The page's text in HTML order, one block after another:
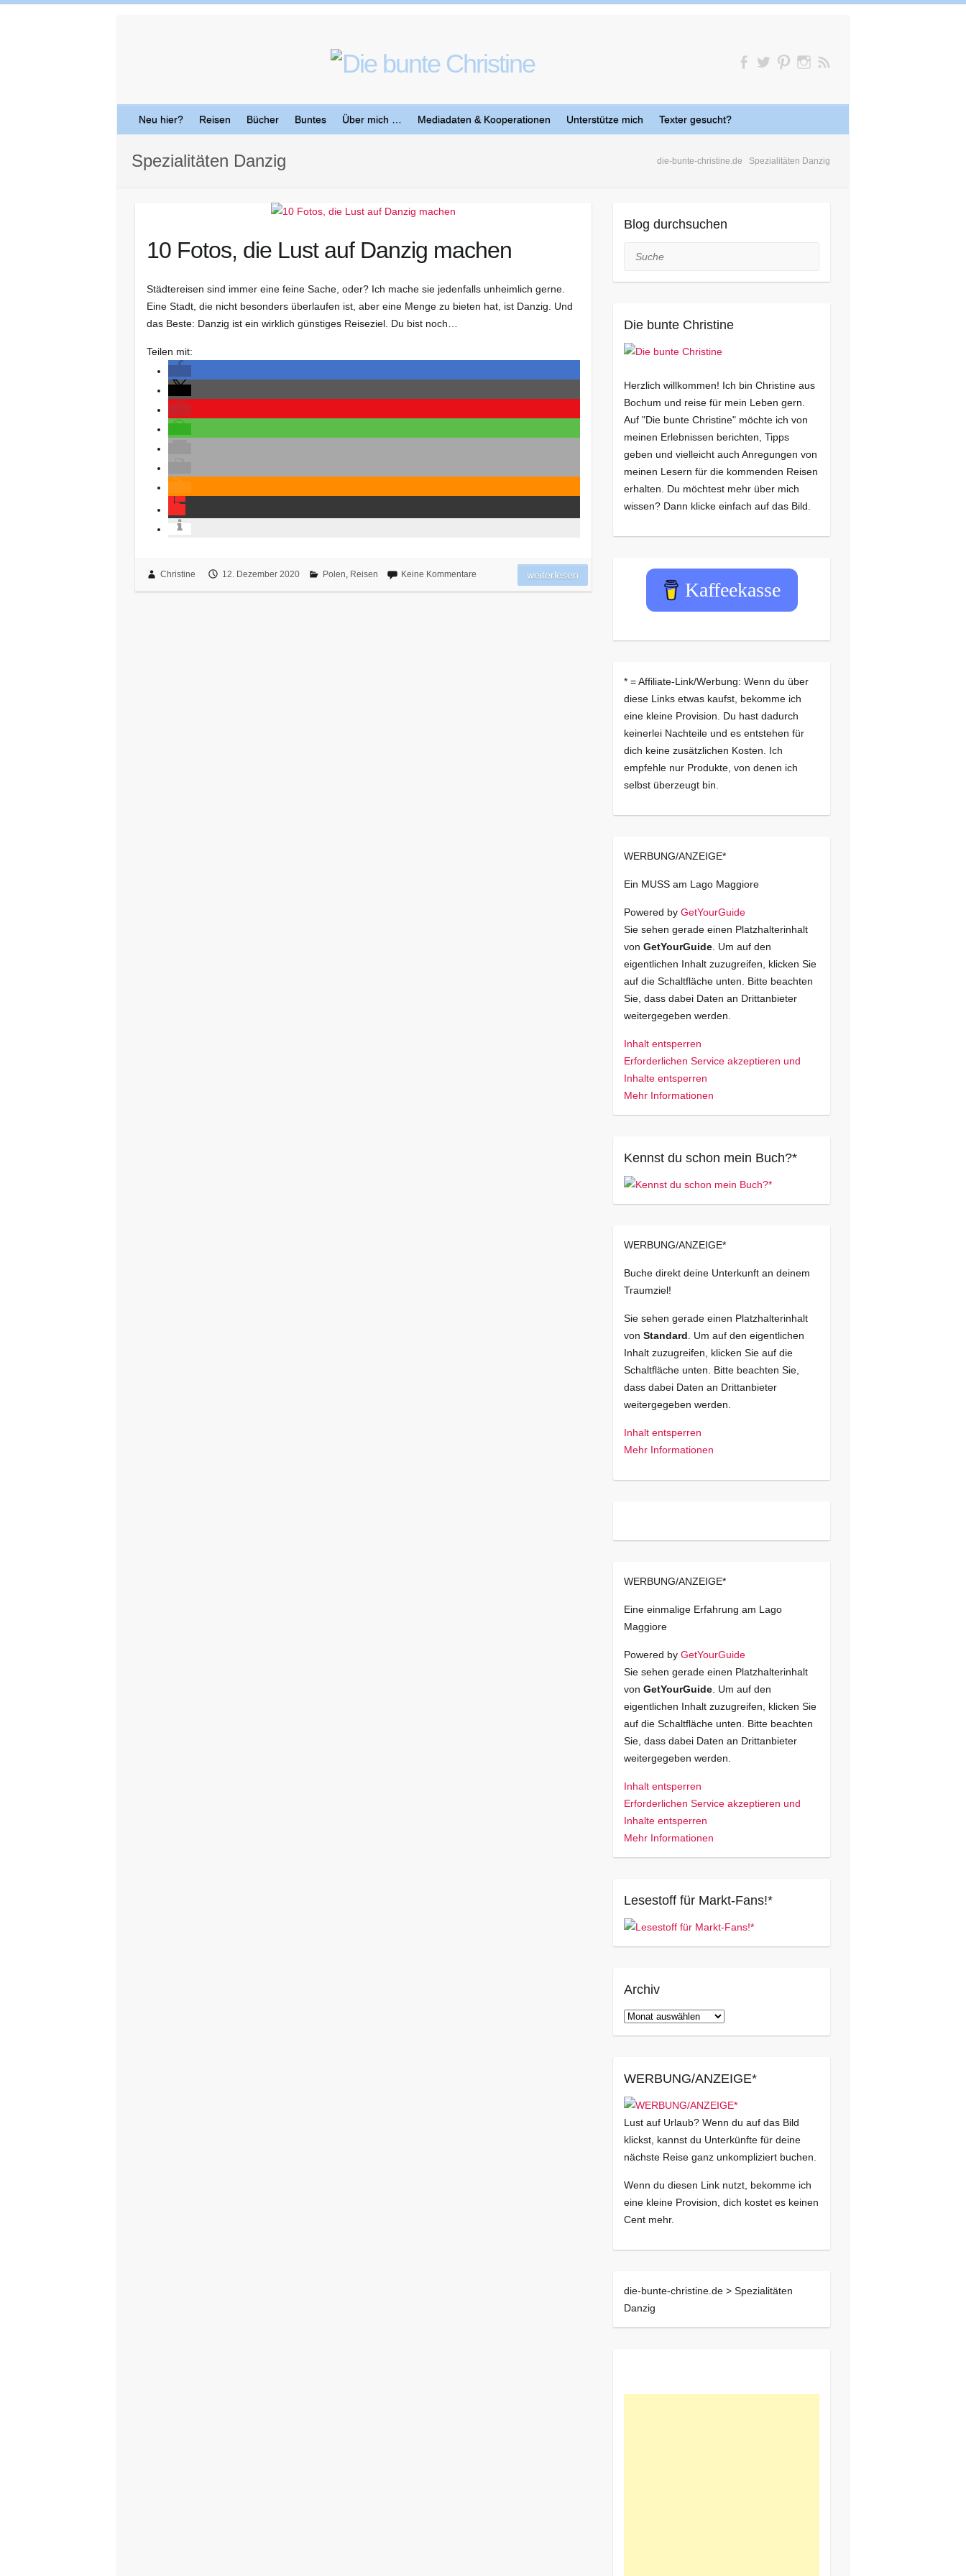
Neu hier? Reisen Bücher Buntes Über mich … Mediadaten & Kooperationen Unterstütze mich Texter gesucht?
die-bunte-christine.de Spezialitäten Danzig
Spezialitäten Danzig
10 Fotos, die Lust auf Danzig machen
Städtereisen sind immer eine feine Sache, oder? Ich mache sie jedenfalls unheimlich gerne.
Eine Stadt, die nicht besonders überlaufen ist, aber eine Menge zu bieten hat, ist Danzig. Und
das Beste: Danzig ist ein wirklich günstiges Reiseziel. Du bist noch…
Teilen mit:
Christine 12. Dezember 2020 Polen, Reisen Keine Kommentare weiterlesen
Blog durchsuchen
Suche
Die bunte Christine
Herzlich willkommen! Ich bin Christine aus
Bochum und reise für mein Leben gern.
Auf "Die bunte Christine" möchte ich von
meinen Erlebnissen berichten, Tipps
geben und vielleicht auch Anregungen von
meinen Lesern für die kommenden Reisen
erhalten. Du möchtest mehr über mich
wissen? Dann klicke einfach auf das Bild.
Kaffeekasse
* = Affiliate-Link/Werbung: Wenn du über
diese Links etwas kaufst, bekomme ich
eine kleine Provision. Du hast dadurch
keinerlei Nachteile und es entstehen für
dich keine zusätzlichen Kosten. Ich
empfehle nur Produkte, von denen ich
selbst überzeugt bin.
WERBUNG/ANZEIGE*
Ein MUSS am Lago Maggiore
Powered by GetYourGuide
Sie sehen gerade einen Platzhalterinhalt
von GetYourGuide. Um auf den
eigentlichen Inhalt zuzugreifen, klicken Sie
auf die Schaltfläche unten. Bitte beachten
Sie, dass dabei Daten an Drittanbieter
weitergegeben werden.
Inhalt entsperren
Erforderlichen Service akzeptieren und
Inhalte entsperren
Mehr Informationen
Kennst du schon mein Buch?*
WERBUNG/ANZEIGE*
Buche direkt deine Unterkunft an deinem
Traumziel!
Sie sehen gerade einen Platzhalterinhalt
von Standard . Um auf den eigentlichen
Inhalt zuzugreifen, klicken Sie auf die
Schaltfläche unten. Bitte beachten Sie,
dass dabei Daten an Drittanbieter
weitergegeben werden.
Inhalt entsperren
Mehr Informationen
WERBUNG/ANZEIGE*
Eine einmalige Erfahrung am Lago
Maggiore
Powered by GetYourGuide
Sie sehen gerade einen Platzhalterinhalt
von GetYourGuide. Um auf den
eigentlichen Inhalt zuzugreifen, klicken Sie
auf die Schaltfläche unten. Bitte beachten
Sie, dass dabei Daten an Drittanbieter
weitergegeben werden.
Inhalt entsperren
Erforderlichen Service akzeptieren und
Inhalte entsperren
Mehr Informationen
Lesestoff für Markt-Fans!*
Archiv
Archiv
WERBUNG/ANZEIGE*
Lust auf Urlaub? Wenn du auf das Bild
klickst, kannst du Unterkünfte für deine
nächste Reise ganz unkompliziert buchen.
Wenn du diesen Link nutzt, bekomme ich
eine kleine Provision, dich kostet es keinen
Cent mehr.
die-bunte-christine.de > Spezialitäten
Danzig